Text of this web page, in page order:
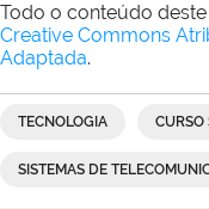
Todo o conteúdo
Creative Commons
Adaptada.
TECNOLOGIA CURSO
SISTEMAS DE